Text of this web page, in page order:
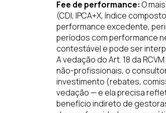
Fee de performance: O
(CDI, IPCA+X, índice
performance excedente,
períodos com performance
contestável e pode ser
A vedação do Art. 18 da
não-profissionais, o
investimento (rebates,
vedação — e ela precisa
benefício indireto de